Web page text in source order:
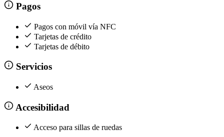
Pagos
Pagos con móvil vía NFC
Tarjetas de crédito
Tarjetas de débito
Servicios
Aseos
Accesibilidad
Acceso para sillas de ruedas